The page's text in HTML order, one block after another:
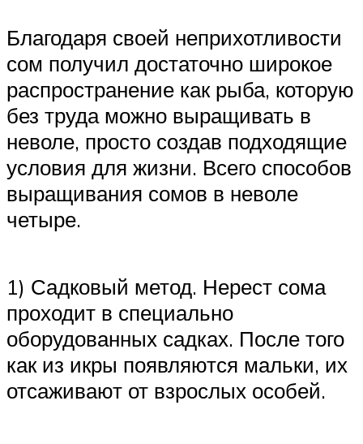
Благодаря своей неприхотливости
сом получил достаточно широкое
распространение как рыба, которую
без труда можно выращивать в
неволе, просто создав подходящие
условия для жизни. Всего способов
выращивания сомов в неволе
четыре.
1) Садковый метод. Нерест сома
проходит в специально
оборудованных садках. После того
как из икры появляются мальки, их
отсаживают от взрослых особей.